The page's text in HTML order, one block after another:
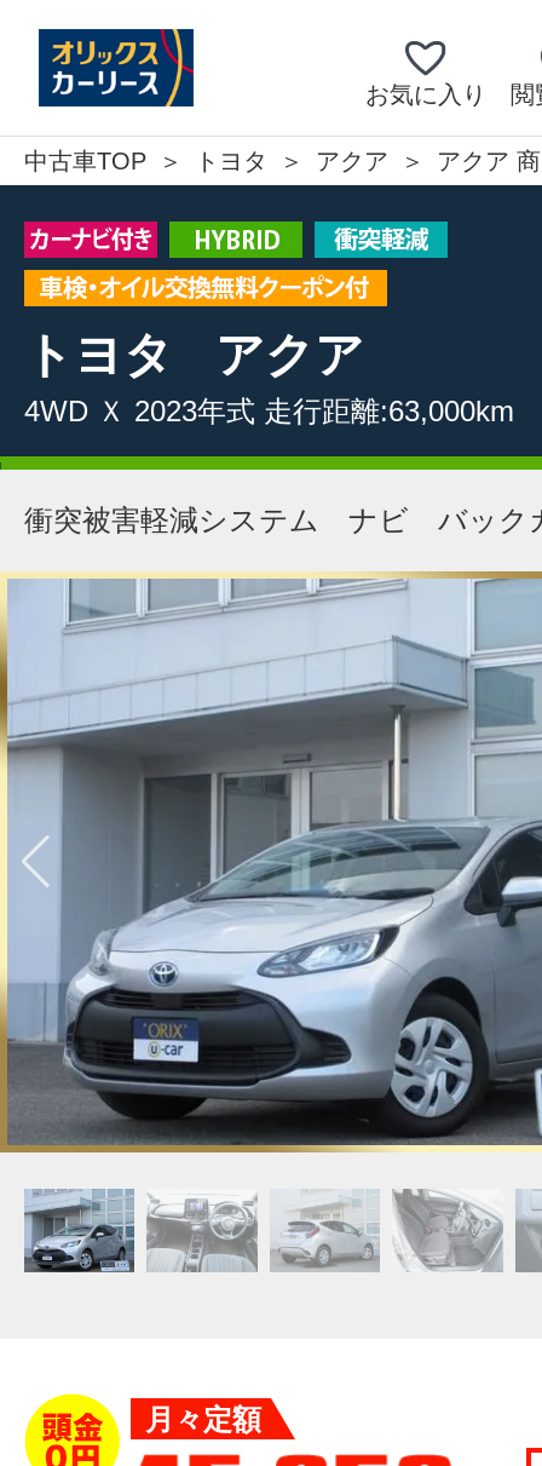
お気に入り 閲
中古車TOP トヨタ アクア アクア
トヨタ アクア
4WD Ｘ 2023年式 走行距離:63,000km
衝突被害軽減システム ナビ バック
月々定額